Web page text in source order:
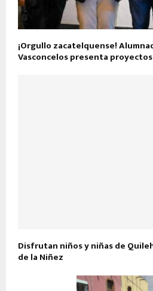
¡Orgullo zacatelquense!
Vasconcelos presenta
Disfrutan niños y niñas de
de la Niñez